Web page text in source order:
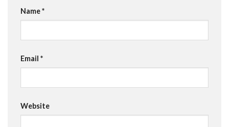
Name*
Email *
Website